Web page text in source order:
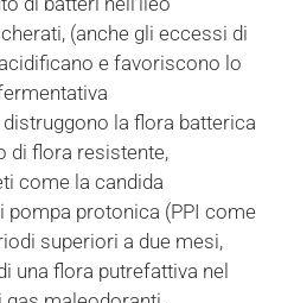
(anche gli eccessi di
e favoriscono lo
la flora batterica
di flora resistente,
come la candida
pompa protonica (PPI come
superiori a due mesi,
una flora putrefattiva nel